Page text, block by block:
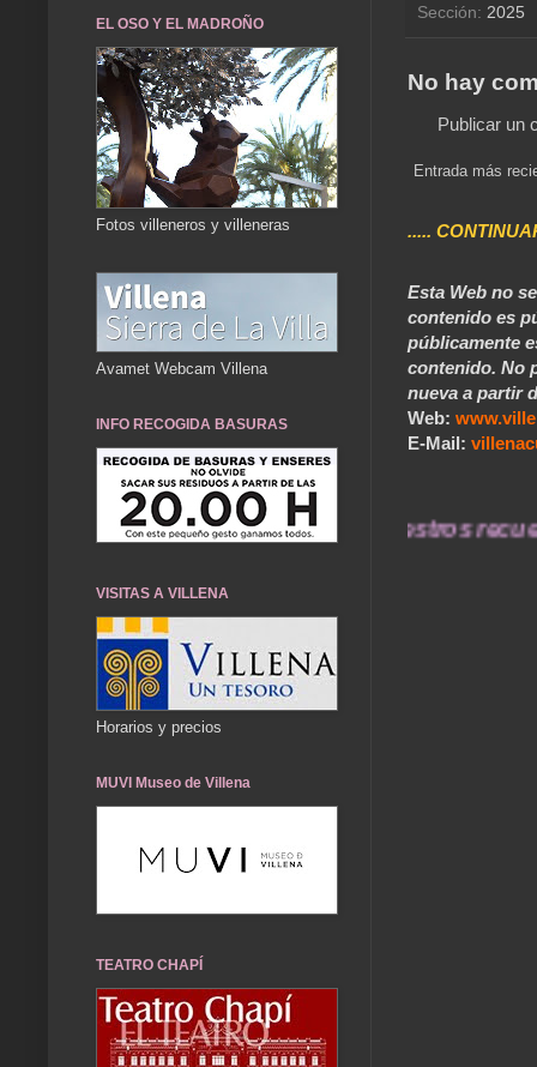
Sección: 2025
No hay
Publicar un
Entrada más
.....
Esta Web no
contenido es
públicamente
contenido. No
nueva a partir
Web:
E-Mail:
... Nuestros recuerdos de
EL OSO Y EL MADROÑO
Fotos villeneros y villeneras
Avamet Webcam Villena
INFO RECOGIDA BASURAS
VISITAS A VILLENA
Horarios y precios
MUVI Museo de Villena
TEATRO CHAPÍ